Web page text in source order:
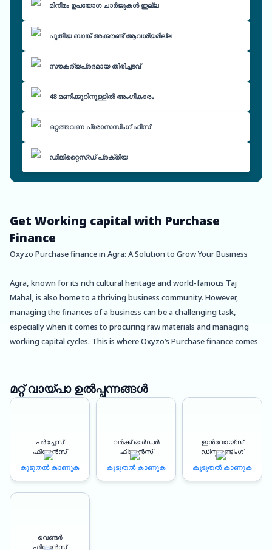
മിനിമം ഉപയോഗ ചാർജുകൾ ഇല്ല
പുതിയ ബാങ്ക് അക്കൗണ്ട് ആവശ്യമില്ല
സൗകര്യപ്രദമായ തിരിച്ചടവ്
48 മണിക്കൂറിനുള്ളിൽ അംഗീകാരം
ഒറ്റത്തവണ പ്രോസസിംഗ് ഫീസ്
ഡിജിറ്റൈസ്ഡ് പ്രക്രിയ
Get Working capital with Purchase
Finance
Oxyzo Purchase finance in Agra: A Solution to Grow Your Business
Agra, known for its rich cultural heritage and world-famous Taj
Mahal, is also home to a thriving business community. However,
managing the finances of a business can be a challenging task,
especially when it comes to procuring raw materials and managing
working capital cycles. This is where Oxyzo’s Purchase finance comes
Cheaper Procurement: Oxyzo’s Purchase finance offers a cheaper
materials at the best market prices, saving money and improving their
bottom line.
improved working capital cycles, helping business owners manage
stable financial position.
മറ്റ് വായ്പാ ഉൽപ്പന്നങ്ങൾ
പർച്ചേസ്
ഫിനാൻസ്
കൂടുതൽ കാണുക
വർക്ക് ഓർഡർ
ഫിനാൻസ്
കൂടുതൽ കാണുക
ഇൻവോയ്സ്
ഡിസ്കൗണ്ടിംഗ്
കൂടുതൽ കാണുക
വെണ്ടർ
ഫിനാൻസ്